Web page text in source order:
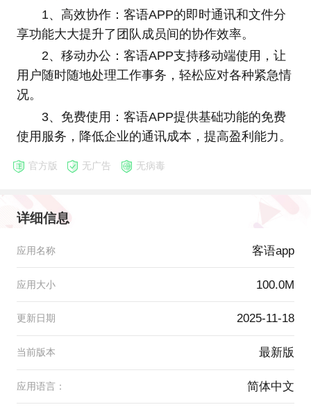
1、高效协作：客语APP的即时通讯和文件分
享功能大大提升了团队成员间的协作效率。
2、移动办公：客语APP支持移动端使用，让
用户随时随地处理工作事务，轻松应对各种紧急情
况。
3、免费使用：客语APP提供基础功能的免费
使用服务，降低企业的通讯成本，提高盈利能力。
官方版 无广告 无病毒
详细信息
应用名称 客语app
应用大小 100.0M
更新日期 2025-11-18
当前版本 最新版
应用语言： 简体中文